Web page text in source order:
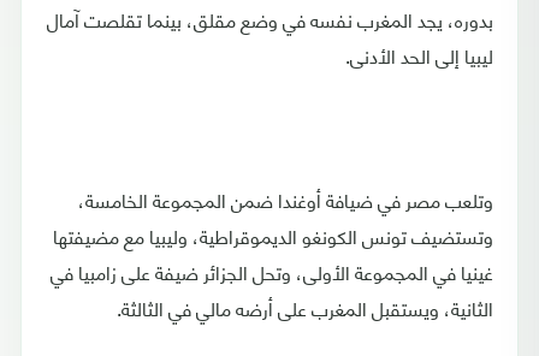
بدوره، يجد المغرب نفسه في وضع مقلق، بينما تقلصت آمال
ليبيا إلى الحد الأدنى.
وتلعب مصر في ضيافة أوغندا ضمن المجموعة الخامسة،
وتستضيف تونس الكونغو الديموقراطية، وليبيا مع مضيفتها
غينيا في المجموعة الأولى، وتحل الجزائر ضيفة على زامبيا في
الثانية، ويستقبل المغرب على أرضه مالي في الثالثة.